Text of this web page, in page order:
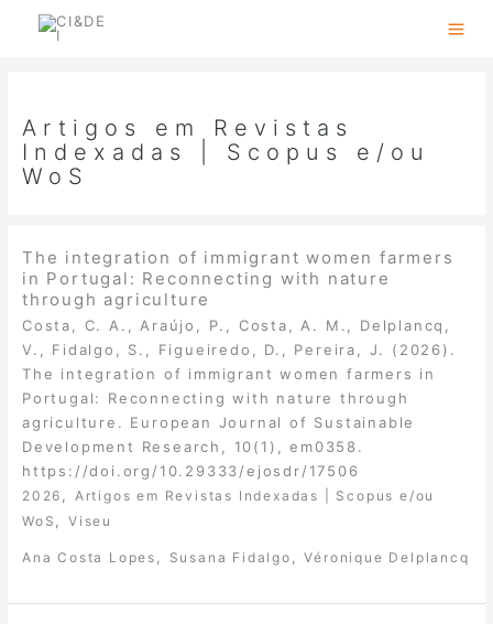
Artigos em Revistas
Indexadas | Scopus e/ou
WoS
The integration of immigrant women farmers
in Portugal: Reconnecting with nature
through agriculture
Costa, C. A., Araújo, P., Costa, A. M., Delplancq,
V., Fidalgo, S., Figueiredo, D., Pereira, J. (2026).
The integration of immigrant women farmers in
Portugal: Reconnecting with nature through
agriculture. European Journal of Sustainable
Development Research, 10(1), em0358.
https://doi.org/10.29333/ejosdr/17506
2026
Artigos em Revistas Indexadas | Scopus e/ou
WoS
,Viseu
Ana Costa Lopes , Susana Fidalgo ,Véronique Delplancq